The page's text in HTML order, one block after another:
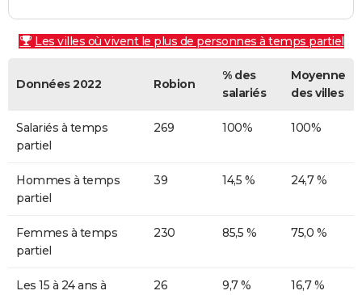
Les villes où vivent le plus de personnes à temps partiel
Données 2022 Robion
% des
salariés
Moyenne
des villes
Salariés à temps
partiel
269 100% 100%
Hommes à temps
partiel
39 14,5 % 24,7 %
Femmes à temps
partiel
230 85,5 % 75,0 %
Les 15 à 24 ans à
26 9,7 % 16,7 %